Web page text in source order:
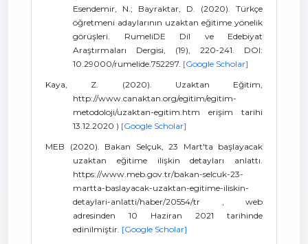
Esendemir, N.; Bayraktar, D. (2020). Türkçe
öğretmeni adaylarının uzaktan eğitime yönelik
görüşleri. RumeliDE Dil ve Edebiyat
Araştırmaları Dergisi, (19), 220-241. DOI:
10.29000/rumelide.752297. [Google Scholar]
Kaya, Z. (2020). Uzaktan Eğitim,
http://www.canaktan.org/egitim/egitim-
metodoloji/uzaktan-egitim.htm erişim tarihi
13.12.2020 ) [Google Scholar]
MEB (2020). Bakan Selçuk, 23 Mart'ta başlayacak
uzaktan eğitime ilişkin detayları anlattı.
https://www.meb.gov.tr/bakan-selcuk-23-
martta-baslayacak-uzaktan-egitime-iliskin-
detaylari-anlatti/haber/20554/tr , web
adresinden 10 Haziran 2021 tarihinde
edinilmiştir. [Google Scholar]